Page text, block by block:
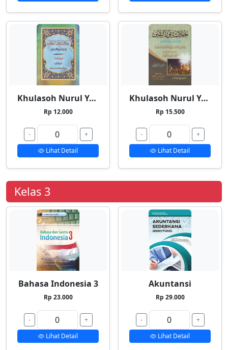
Khulasoh Nurul Yaqin 1
Rp 12.000
-
+
Lihat Detail
Khulasoh Nurul Yaqin 2
Rp 15.500
-
+
Lihat Detail
Kelas 3
Bahasa Indonesia 3
Rp 23.000
-
+
Lihat Detail
Akuntansi
Rp 29.000
-
+
Lihat Detail